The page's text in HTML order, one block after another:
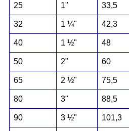
25 1" 33,5
32 1 ¼" 42,3
40 1 ½" 48
50 2" 60
65 2 ½" 75,5
80 3" 88,5
90 3 ½" 101,3